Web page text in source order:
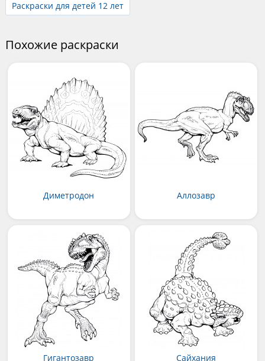
Раскраски для детей 12 лет
Похожие раскраски
Диметродон Аллозавр
Гигантозавр Сайхания